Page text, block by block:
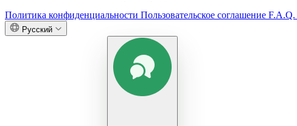
Политика конфиденциальности Пользовательское соглашение F.A.Q.
Русский